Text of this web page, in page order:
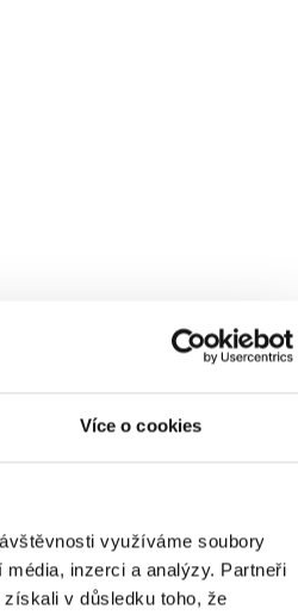
Více o cookies
využíváme soubory
inzerci a analýzy. Partneři
v důsledku toho, že